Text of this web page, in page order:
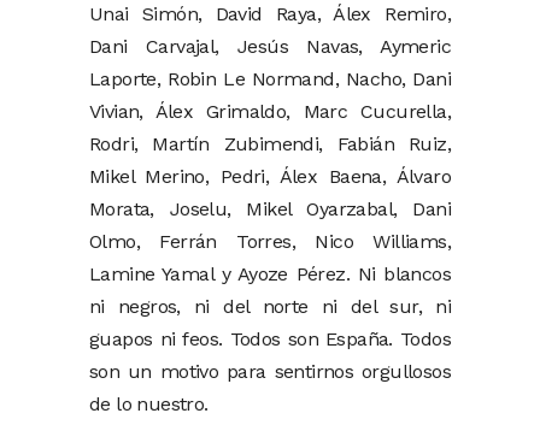
Unai Simón, David Raya, Álex Remiro,
Dani Carvajal, Jesús Navas, Aymeric
Laporte, Robin Le Normand, Nacho, Dani
Vivian, Álex Grimaldo, Marc Cucurella,
Rodri, Martín Zubimendi, Fabián Ruiz,
Mikel Merino, Pedri, Álex Baena, Álvaro
Morata, Joselu, Mikel Oyarzabal, Dani
Olmo, Ferrán Torres, Nico Williams,
Lamine Yamal y Ayoze Pérez. Ni blancos
ni negros, ni del norte ni del sur, ni
guapos ni feos. Todos son España. Todos
son un motivo para sentirnos orgullosos
de lo nuestro.